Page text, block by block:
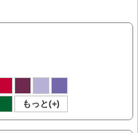
もっと(+)